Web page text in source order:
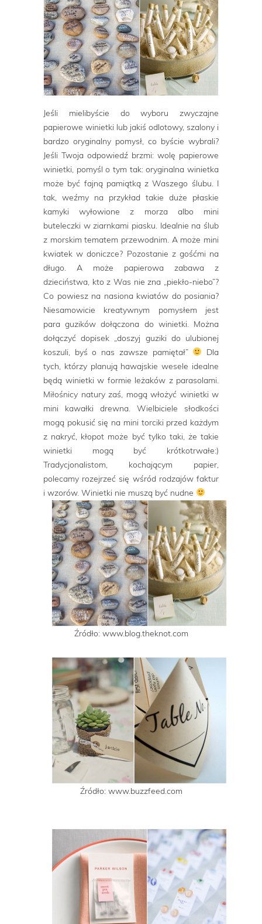
Jeśli mielibyście do wyboru zwyczajne
papierowe winietki lub jakiś odlotowy, szalony i
bardzo oryginalny pomysł, co byście wybrali?
Jeśli Twoja odpowiedź brzmi: wolę papierowe
winietki, pomyśl o tym tak: oryginalna winietka
może być fajną pamiątką z Waszego ślubu. I
tak, weźmy na przykład takie duże płaskie
kamyki wyłowione z morza albo mini
buteleczki w ziarnkami piasku. Idealnie na ślub
z morskim tematem przewodnim. A może mini
kwiatek w doniczce? Pozostanie z gośćmi na
długo. A może papierowa zabawa z
dzieciństwa, kto z Was nie zna „piekło-niebo”?
Co powiesz na nasiona kwiatów do posiania?
Niesamowicie kreatywnym pomysłem jest
para guzików dołączona do winietki. Można
dołączyć dopisek „doszyj guziki do ulubionej
koszuli, byś o nas zawsze pamiętał”
Dla
tych, którzy planują hawajskie wesele idealne
będą winietki w formie leżaków z parasolami.
Miłośnicy natury zaś, mogą włożyć winietki w
mini kawałki drewna. Wielbiciele słodkości
mogą pokusić się na mini torciki przed każdym
z nakryć, kłopot może być tylko taki, że takie
winietki mogą być krótkotrwałe:)
Tradycjonalistom, kochającym papier,
polecamy rozejrzeć się wśród rodzajów faktur
i wzorów. Winietki nie muszą być nudne
Źródło: www.blog.theknot.com
Źródło: www.buzzfeed.com